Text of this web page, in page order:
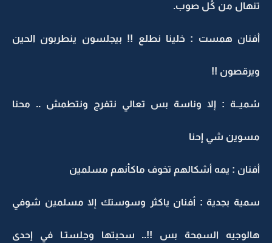
تنهال من كُل صوب.
أفنان همست : خلينا نطلع !! بيجلسون ينطربون الحين
ويرقصون !!
سُميــة : إلا وناسة بس تعالي نتفرج ونتطمش .. محنا
مسوين شي إحنا
أفنان : يمه أشكالهم تخوف ماكأنهم مسلمين
سمية بجدية : أفنان ياكثر وسوستك إلا مسلمين شوفي
هالوجيه السمحة بس !!.. سحبتها وجلستـا في إحدى